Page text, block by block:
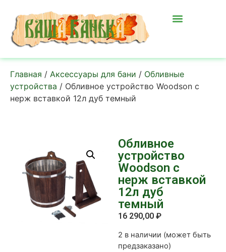
Главная / Аксессуары для бани / Обливные
устройства / Обливное устройство Woodson с
нерж вставкой 12л дуб темный
Обливное
устройство
Woodson с
нерж вставкой
12л дуб
темный
16 290,00 ₽
2 в наличии (может быть
предзаказано)